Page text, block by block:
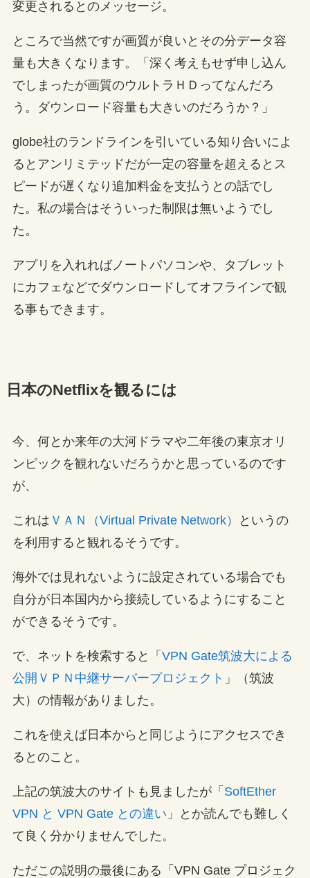
変更されるとのメッセージ。
ところで当然ですが画質が良いとその分データ容
量も大きくなります。「深く考えもせず申し込ん
でしまったが画質のウルトラＨＤってなんだろ
う。ダウンロード容量も大きいのだろうか？」
globe社のランドラインを引いている知り合いによ
るとアンリミテッドだが一定の容量を超えるとス
ピードが遅くなり追加料金を支払うとの話でし
た。私の場合はそういった制限は無いようでし
た。
アプリを入れればノートパソコンや、タブレット
にカフェなどでダウンロードしてオフラインで観
る事もできます。
日本のNetflixを観るには
今、何とか来年の大河ドラマや二年後の東京オリ
ンピックを観れないだろうかと思っているのです
が、
これは ＶＡＮ（Virtual Private Network）
というの
を利用すると観れるそうです。
海外では見れないように設定されている場合でも
自分が日本国内から接続しているようにすること
ができるそうです。
で、ネットを検索すると「 VPN Gate筑波大による
公開ＶＰＮ中継サーバープロジェクト 」（筑波
大）の情報がありました。
これを使えば日本からと同じようにアクセスでき
るとのこと。
上記の筑波大のサイトも見ましたが「 SoftEther
VPN と VPN Gate との違い 」とか読んでも難しく
て良く分かりませんでした。
ただこの説明の最後にある「VPN Gate プロジェク